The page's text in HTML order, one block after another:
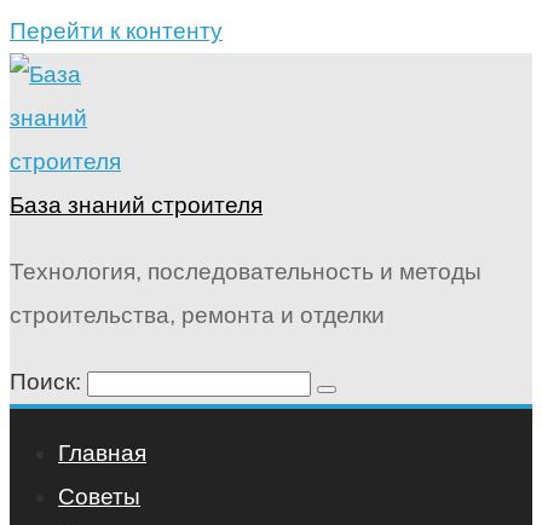
Перейти к контенту
База знаний строителя
Технология, последовательность и методы
строительства, ремонта и отделки
Поиск:
Главная
Советы